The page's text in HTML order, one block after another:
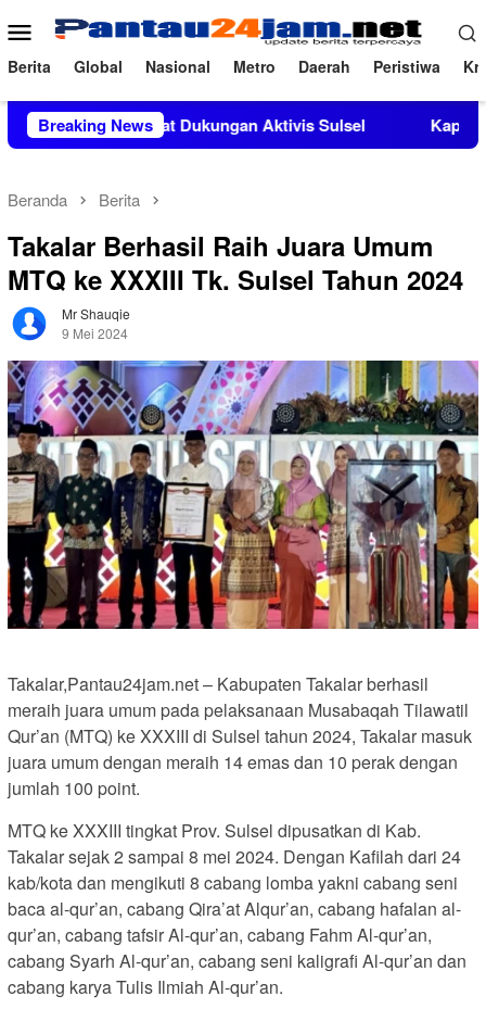
ke
konten
Menu
Mobile
Berita Global Nasional Metro Daerah Peristiwa
Breaking News
Dukungan Aktivis Sulsel Kapolres Polewali
Beranda Berita
Takalar Berhasil Raih Juara Umum
MTQ ke XXXIII Tk. Sulsel Tahun 2024
Mr Shauqie
9 Mei 2024
Takalar,Pantau24jam.net – Kabupaten Takalar berhasil
meraih juara umum pada pelaksanaan Musabaqah Tilawatil
Qur’an (MTQ) ke XXXIII di Sulsel tahun 2024, Takalar masuk
juara umum dengan meraih 14 emas dan 10 perak dengan
jumlah 100 point.
MTQ ke XXXIII tingkat Prov. Sulsel dipusatkan di Kab.
Takalar sejak 2 sampai 8 mei 2024. Dengan Kafilah dari 24
kab/kota dan mengikuti 8 cabang lomba yakni cabang seni
baca al-qur’an, cabang Qira’at Alqur’an, cabang hafalan al-
qur’an, cabang tafsir Al-qur’an, cabang Fahm Al-qur’an,
cabang Syarh Al-qur’an, cabang seni kaligrafi Al-qur’an dan
cabang karya Tulis Ilmiah Al-qur’an.